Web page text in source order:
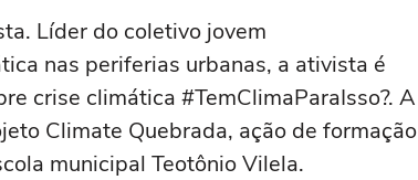
Líder do coletivo jovem
nas periferias urbanas, a ativista é
crise climática #TemClimaParaIsso?. A
Climate Quebrada, ação de formação
municipal Teotônio Vilela.